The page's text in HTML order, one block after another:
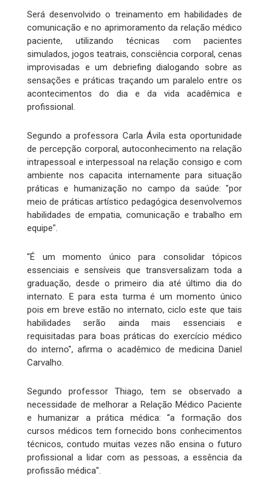
Será desenvolvido o treinamento em habilidades de
comunicação e no aprimoramento da relação médico
paciente, utilizando técnicas com pacientes
simulados, jogos teatrais, consciência corporal, cenas
improvisadas e um debriefing dialogando sobre as
sensações e práticas traçando um paralelo entre os
acontecimentos do dia e da vida acadêmica e
profissional.
Segundo a professora Carla Ávila esta oportunidade
de percepção corporal, autoconhecimento na relação
intrapessoal e interpessoal na relação consigo e com
ambiente nos capacita internamente para situação
práticas e humanização no campo da saúde: "por
meio de práticas artístico pedagógica desenvolvemos
habilidades de empatia, comunicação e trabalho em
equipe".
"É um momento único para consolidar tópicos
essenciais e sensíveis que transversalizam toda a
graduação, desde o primeiro dia até último dia do
internato. E para esta turma é um momento único
pois em breve estão no internato, ciclo este que tais
habilidades serão ainda mais essenciais e
requisitadas para boas práticas do exercício médico
do interno", afirma o acadêmico de medicina Daniel
Carvalho.
Segundo professor Thiago, tem se observado a
necessidade de melhorar a Relação Médico Paciente
e humanizar a prática médica: “a formação dos
cursos médicos tem fornecido bons conhecimentos
técnicos, contudo muitas vezes não ensina o futuro
profissional a lidar com as pessoas, a essência da
profissão médica".